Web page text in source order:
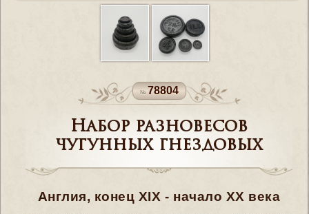
78804
Набор разновесов
чугунных гнездовых
Англия, конец XIX - начало XX века